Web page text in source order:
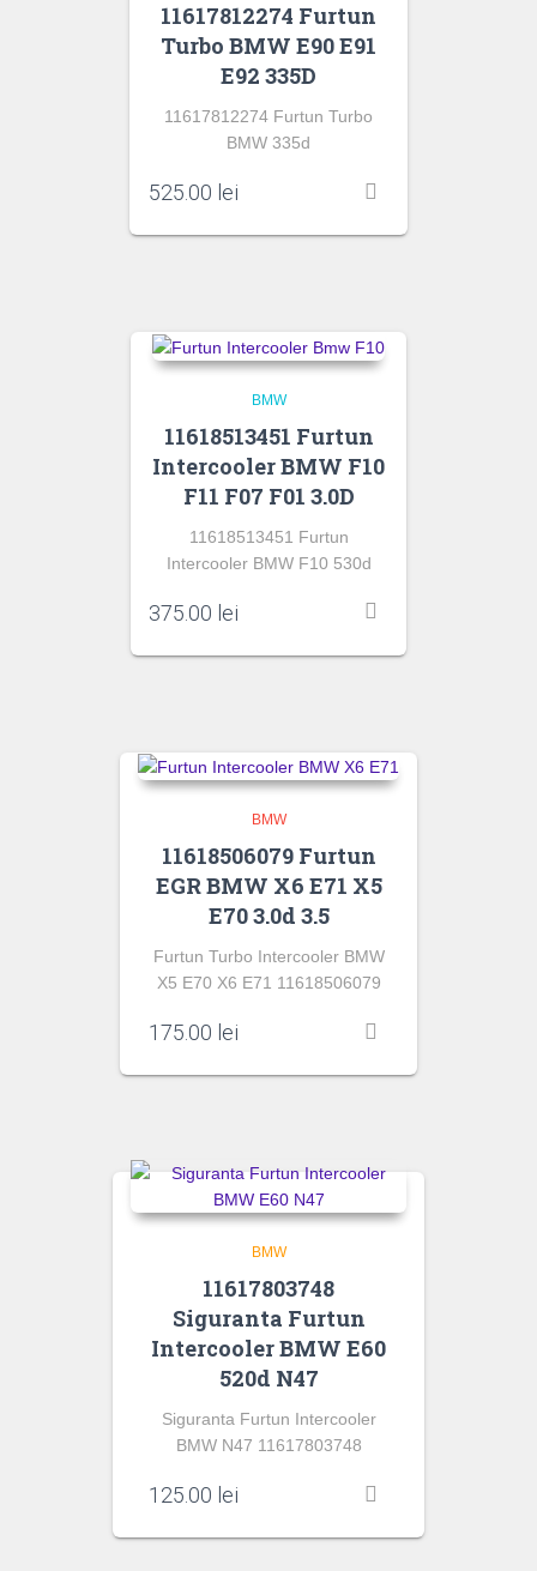
11617812274 Furtun
Turbo BMW E90 E91
E92 335D
11617812274 Furtun Turbo
BMW 335d
525.00 lei
BMW
11618513451 Furtun
Intercooler BMW F10
F11 F07 F01 3.0D
11618513451 Furtun
Intercooler BMW F10 530d
375.00 lei
BMW
11618506079 Furtun
EGR BMW X6 E71 X5
E70 3.0d 3.5
Furtun Turbo Intercooler BMW
X5 E70 X6 E71 11618506079
175.00 lei
BMW
11617803748
Siguranta Furtun
Intercooler BMW E60
520d N47
Siguranta Furtun Intercooler
BMW N47 11617803748
125.00 lei